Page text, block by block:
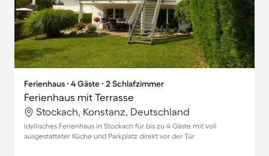
Ferienhaus ∙ 4 Gäste ∙ 2 Schlafzimmer
Ferienhaus mit Terrasse
Stockach, Konstanz, Deutschland
Idyllisches Ferienhaus in Stockach für bis zu 4 Gäste mit voll
ausgestatteter Küche und Parkplatz direkt vor der Tür